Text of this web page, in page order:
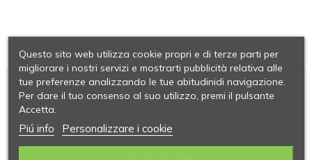
Questo sito web utilizza cookie propri e di terze parti per
migliorare i nostri servizi e mostrarti pubblicità relativa alle
tue preferenze analizzando le tue abitudinidi navigazione.
Per dare il tuo consenso al suo utilizzo, premi il pulsante
Accetta.
Piú info Personalizzare i cookie